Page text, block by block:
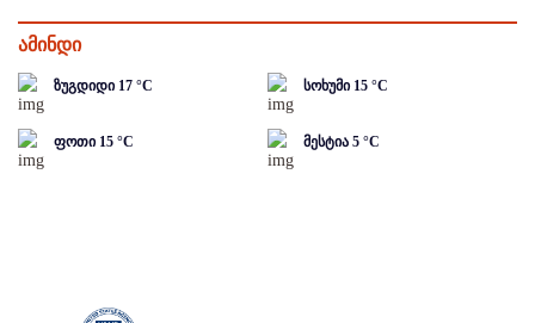
ამინდი
ზუგდიდი 17 °C სოხუმი 15 °C
ფოთი 15 °C მესტია 5 °C